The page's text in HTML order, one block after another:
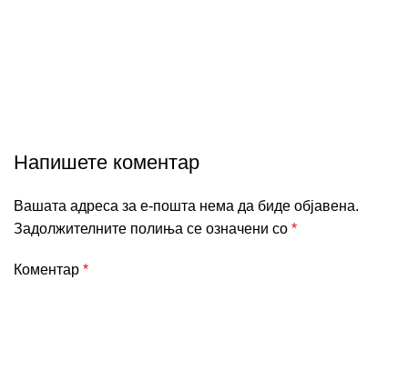
Напишете коментар
Вашата адреса за е-пошта нема да биде објавена.
Задолжителните полиња се означени со *
Коментар *